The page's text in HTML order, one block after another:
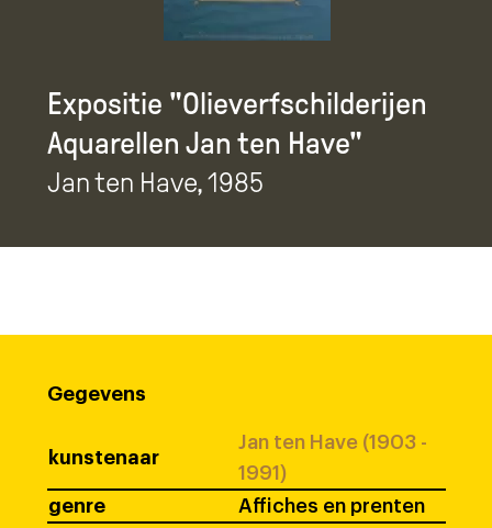
Expositie "Olieverfschilderijen
Aquarellen Jan ten Have"
Jan ten Have, 1985
Gegevens
kunstenaar
Jan ten Have (1903 -
1991)
genre
Affiches en prenten